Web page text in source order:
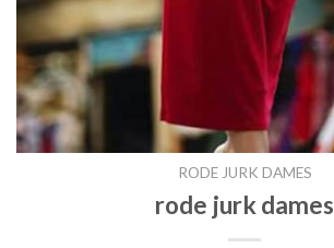
RODE JURK DAMES
rode jurk dames